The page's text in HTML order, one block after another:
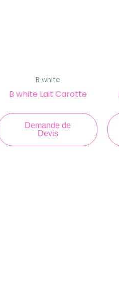
B white
B white Lait Carotte
Demande de
Devis